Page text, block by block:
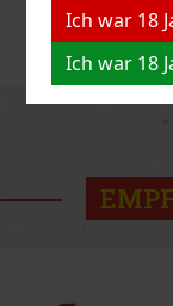
Ich war 18
Ich war 18
€ ohne VAT